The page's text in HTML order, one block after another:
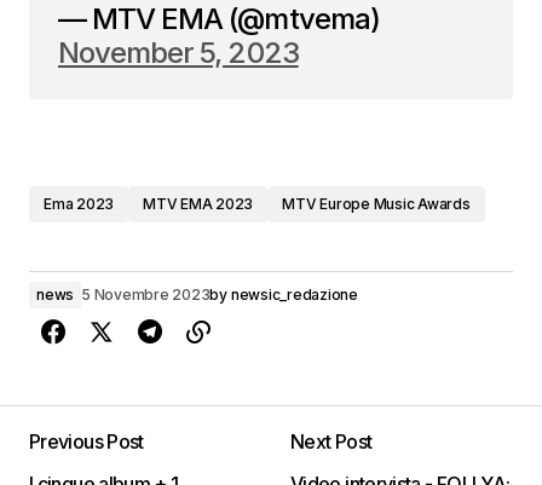
— MTV EMA (@mtvema)
November 5, 2023
Ema 2023 MTV EMA 2023 MTV Europe Music Awards
news 5 Novembre 2023by newsic_redazione
Previous Post
Next Post